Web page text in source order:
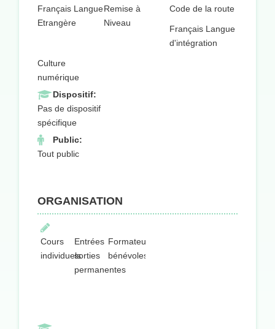
Français Langue
Etrangère
Remise à
Niveau
Code de la route
Français Langue
d'intégration
Culture
numérique
Dispositif:
Pas de dispositif
spécifique
Public:
Tout public
ORGANISATION
Cours
individuels
Entrées
sorties
permanentes
Formateurs
bénévoles